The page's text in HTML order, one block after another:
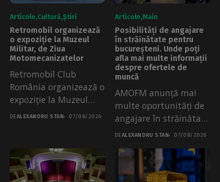
Articole Cultură Știri
Retromobil organizează
o expoziție la Muzeul
Militar, de Ziua
Motomecanizatelor
Retromobil Club
România organizează o
expoziție la Muzeul
Militar Național din
DEALEXANDRU STAN 07/08/2026
Articole Main
Posibilități de angajare
în străinătate pentru
bucureșteni. Unde poți
afla mai multe informații
despre ofertele de
muncă
AMOFM anunță mai
multe oportunități de
angajare în străinătate
pentru bucureșteni,
DEALEXANDRU STAN 07/08/2026